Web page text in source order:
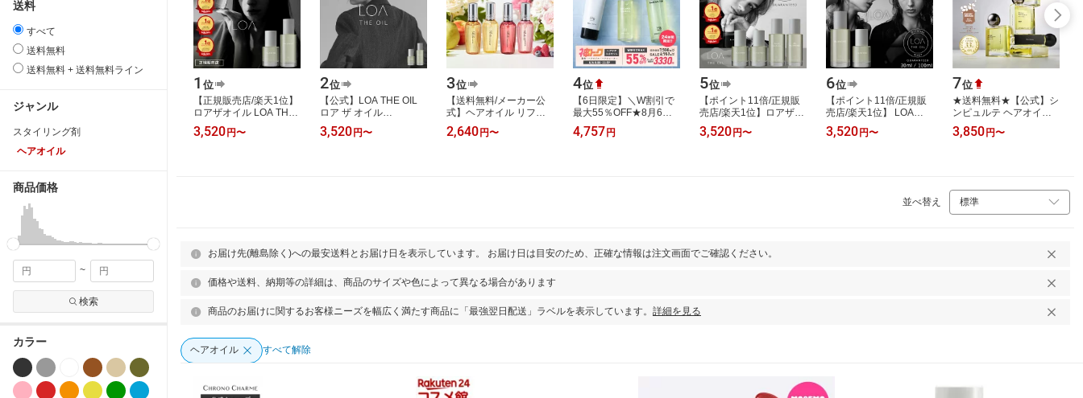
送料
すべて
送料無料
送料無料 + 送料無料ライン
ジャンル
スタイリング剤
ヘアオイル
商品価格
~
検索
カラー
1 位
【正規販売店/楽天1位】
ロアザオイル LOA THE
OIL 30ml / 100ml ブラン
シュ シトラスベール ジ
3,520 円〜
2位
【公式】LOA THE OIL
ロア ザ オイル
30ml/100ml ヘアオイル
ロアオイル アウトバス
3,520 円〜
3位
【送料無料/メーカー公
式】ヘアオイル リファ
ロックオイル ロックオ
イルブルーム ロックオ
2,640 円〜
4位
【6日限定】＼W割引で
最大55％OFF★8月6日
00:00-8月6日23:59／ヘ
アケアセット ヘアオイ
4,757 円
5位
【ポイント11倍/正規販
売店/楽天1位】ロアザオ
イル LOA THE OIL
100ml 30mL ヘアオイル
3,520 円〜
6位
【ポイント11倍/正規販
売店/楽天1位】 LOA
THE OIL ロア ザ オイル
30ml / 100ml ブランシュ
3,520 円〜
7位
★送料無料★【公式】シ
ンピュルテ ヘアオイル
SINN PURETE トゥーグ
ッド マルチベネフィッ
3,850 円〜
並べ替え
お届け先(離島除く)への最安送料とお届け日を表示しています。 お届け日は目安のため、正確な情報は注文画面でご確認ください。
価格や送料、納期等の詳細は、商品のサイズや色によって異なる場合があります
商品のお届けに関するお客様ニーズを幅広く満たす商品に「最強翌日配送」ラベルを表示しています。 詳細を見る
ヘアオイル すべて解除